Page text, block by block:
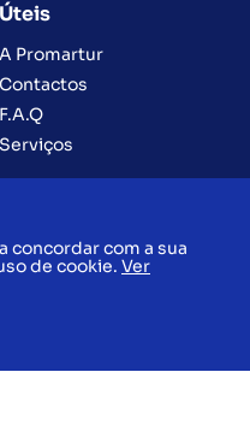
Úteis
A Promartur
Contactos
F.A.Q
Serviços
(+351) 263 590 000
geral@promartur.pt
concordar com a sua
de cookie. Ver